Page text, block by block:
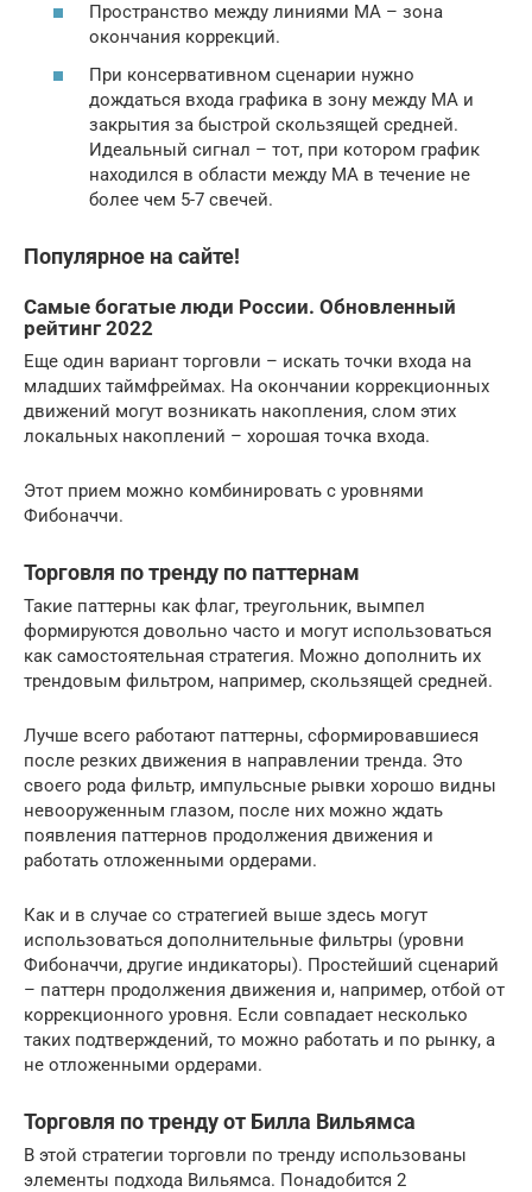
Пространство между линиями МА – зона
окончания коррекций.
При консервативном сценарии нужно
дождаться входа графика в зону между МА и
закрытия за быстрой скользящей средней.
Идеальный сигнал – тот, при котором график
находился в области между МА в течение не
более чем 5-7 свечей.
Популярное на сайте!
Самые богатые люди России. Обновленный
рейтинг 2022
Еще один вариант торговли – искать точки входа на
младших таймфреймах. На окончании коррекционных
движений могут возникать накопления, слом этих
локальных накоплений – хорошая точка входа.
Этот прием можно комбинировать с уровнями
Фибоначчи.
Торговля по тренду по паттернам
Такие паттерны как флаг, треугольник, вымпел
формируются довольно часто и могут использоваться
как самостоятельная стратегия. Можно дополнить их
трендовым фильтром, например, скользящей средней.
Лучше всего работают паттерны, сформировавшиеся
после резких движения в направлении тренда. Это
своего рода фильтр, импульсные рывки хорошо видны
невооруженным глазом, после них можно ждать
появления паттернов продолжения движения и
работать отложенными ордерами.
Как и в случае со стратегией выше здесь могут
использоваться дополнительные фильтры (уровни
Фибоначчи, другие индикаторы). Простейший сценарий
– паттерн продолжения движения и, например, отбой от
коррекционного уровня. Если совпадает несколько
таких подтверждений, то можно работать и по рынку, а
не отложенными ордерами.
Торговля по тренду от Билла Вильямса
В этой стратегии торговли по тренду использованы
элементы подхода Вильямса. Понадобится 2